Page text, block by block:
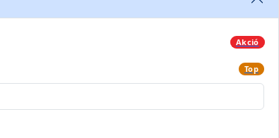
Akció
Top